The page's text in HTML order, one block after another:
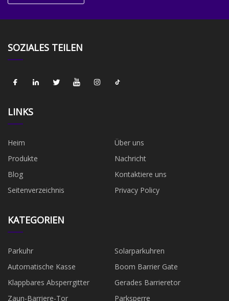
SOZIALES TEILEN
LINKS
Heim
Über uns
Produkte
Nachricht
Blog
Kontaktiere uns
Seitenverzeichnis
Privacy Policy
KATEGORIEN
Parkuhr
Solarparkuhren
Automatische Kasse
Boom Barrier Gate
Klappbares Absperrgitter
Gerades Barrieretor
Zaun-Barriere-Tor
Parksperre